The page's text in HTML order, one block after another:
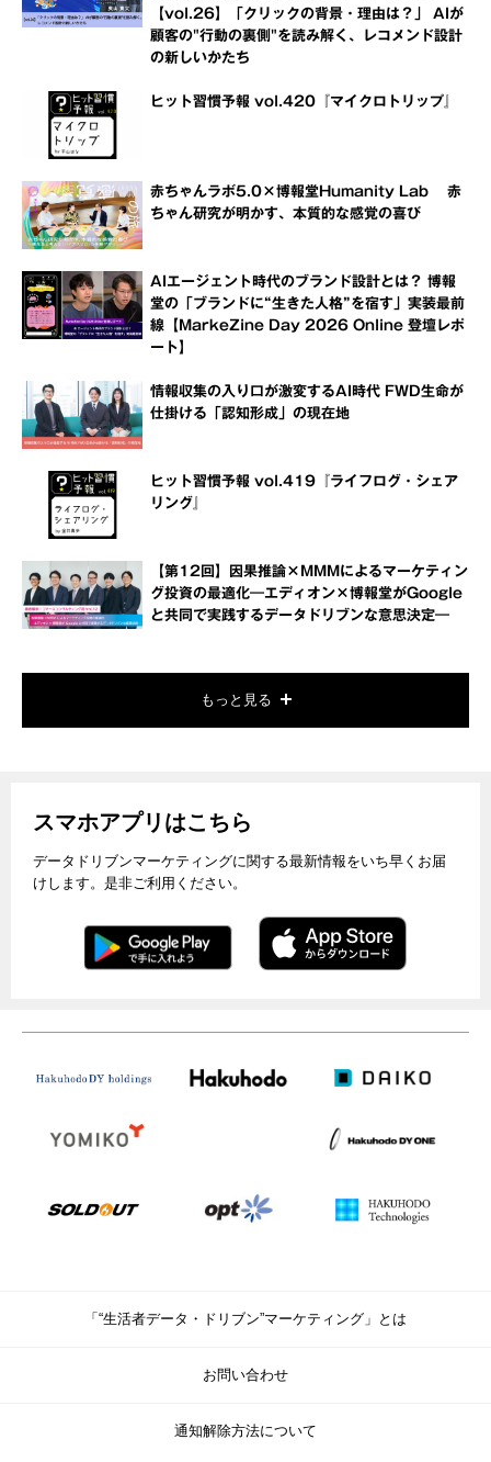
【vol.26】「クリックの背景・理由は？」 AIが
顧客の"行動の裏側"を読み解く、レコメンド設計
の新しいかたち
ヒット習慣予報 vol.420『マイクロトリップ』
赤ちゃんラボ5.0×博報堂Humanity Lab 赤
ちゃん研究が明かす、本質的な感覚の喜び
AIエージェント時代のブランド設計とは？ 博報
堂の「ブランドに“生きた人格”を宿す」実装最前
線【MarkeZine Day 2026 Online 登壇レポ
ート】
情報収集の入り口が激変するAI時代 FWD生命が
仕掛ける「認知形成」の現在地
ヒット習慣予報 vol.419『ライフログ・シェア
リング』
【第12回】因果推論×MMMによるマーケティン
グ投資の最適化―エディオン×博報堂がGoogle
と共同で実践するデータドリブンな意思決定―
もっと見る
スマホアプリはこちら
データドリブンマーケティングに関する最新情報をいち早くお届
けします。是非ご利用ください。
「“生活者データ・ドリブン”マーケティング」とは
お問い合わせ
通知解除方法について